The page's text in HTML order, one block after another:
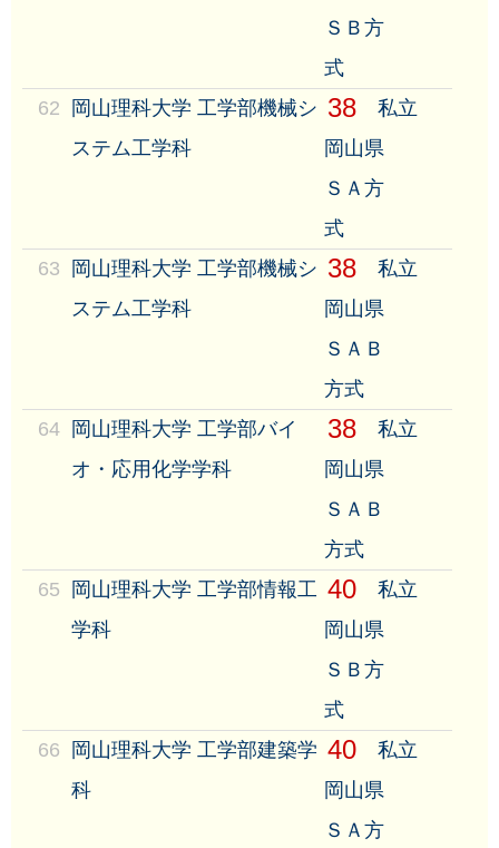
ＳＢ方
式
62
岡山理科大学 工学部機械シ
ステム工学科
38
私立
岡山県
ＳＡ方
式
63
岡山理科大学 工学部機械シ
ステム工学科
38
私立
岡山県
ＳＡＢ
方式
64 岡山理科大学 工学部バイ
オ・応用化学学科
38
私立
岡山県
ＳＡＢ
方式
65
岡山理科大学 工学部情報工
学科
40
私立
岡山県
ＳＢ方
式
66
岡山理科大学 工学部建築学
科
40
私立
岡山県
ＳＡ方